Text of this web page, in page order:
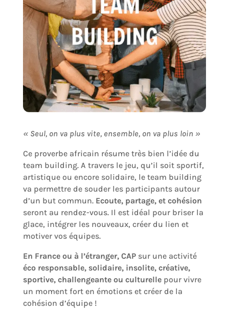
« Seul, on va plus vite, ensemble, on va plus loin »
Ce proverbe africain résume très bien l’idée du
team building. A travers le jeu, qu’il soit sportif,
artistique ou encore solidaire, le team building
va permettre de souder les participants autour
d’un but commun. Ecoute, partage, et cohésion
seront au rendez-vous. Il est idéal pour briser la
glace, intégrer les nouveaux, créer du lien et
motiver vos équipes.
En France ou à l’étranger, CAPsur une activité
éco responsable, solidaire, insolite, créative,
sportive, challengeante ou culturellepour vivre
un moment fort en émotions et créer de la
cohésion d’équipe !